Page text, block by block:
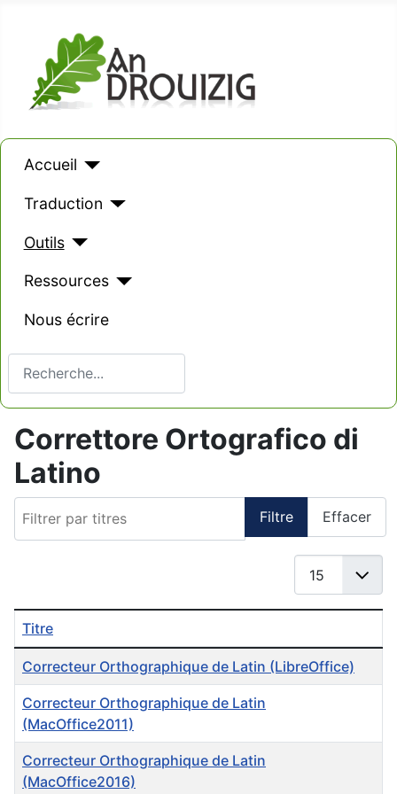
Accueil
Traduction
Outils
Ressources
Nous écrire
Type 2 or more characters for results.
Correttore Ortografico di
Latino
Filtre Effacer
Liste des articles
Titre
Correcteur Orthographique de Latin (LibreOffice)
Correcteur Orthographique de Latin
(MacOffice2011)
Correcteur Orthographique de Latin
(MacOffice2016)